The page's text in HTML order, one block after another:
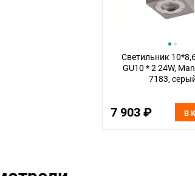
Светильник
GU10 * 2 24W,
7183,
7 903 ₽ В